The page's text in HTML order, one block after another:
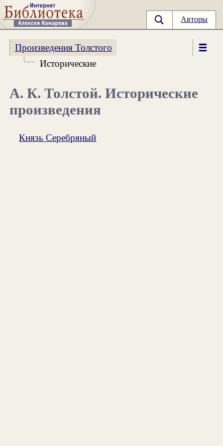
Авторы
Произведения Толстого
Исторические
А. К. Толстой. Исторические
произведения
Князь Серебряный